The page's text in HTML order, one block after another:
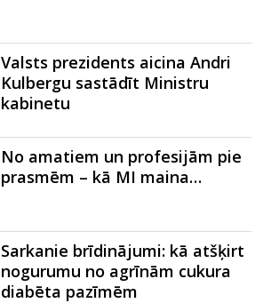
Valsts prezidents aicina Andri
Kulbergu sastādīt Ministru
kabinetu
No amatiem un profesijām pie
prasmēm – kā MI maina…
Sarkanie brīdinājumi: kā atšķirt
nogurumu no agrīnām cukura
diabēta pazīmēm